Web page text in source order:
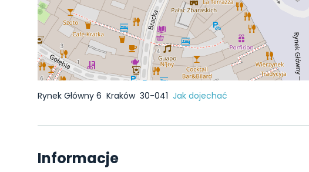
Rynek Główny 6 Kraków 30-041 Jak dojechać
Informacje